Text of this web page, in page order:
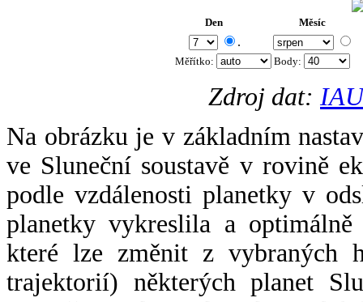
Den Měsíc
.
Měřítko: Body:
Zdroj dat:
Na obrázku je v základním
ve Sluneční soustavě v rovině
podle vzdálenosti planetky v
planetky vykreslila a
které lze změnit z vybraných
trajektorií) některých planet